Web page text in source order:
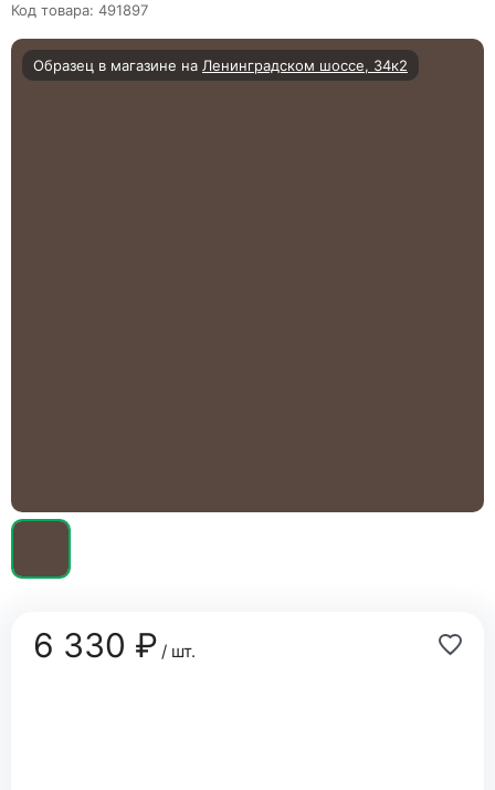
Код товара: 491897
Образец в магазине на Ленинградском шоссе, 34к2
6 330 ₽/ шт.